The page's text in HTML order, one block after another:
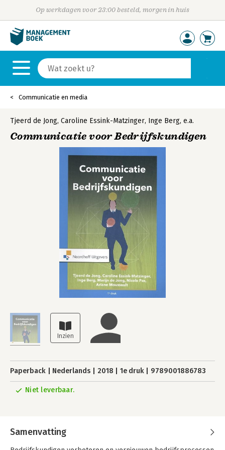
Op werkdagen voor 23:00 besteld, morgen in huis
Communicatie en media
Tjeerd de Jong, Caroline Essink-Matzinger, Inge Berg, e.a.
Communicatie voor Bedrijfskundigen
Paperback Nederlands 2018 1e druk 9789001886783
Niet leverbaar.
Samenvatting